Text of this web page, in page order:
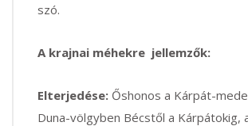
szó.
A krajnai méhekre jellemzők:
Elterjedése: Őshonos a Kárpát-
Duna-völgyben Bécstől a Kárpátokig,